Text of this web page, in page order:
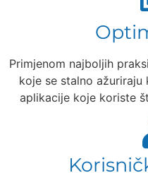
Primjenom najboljih
koje se stalno
aplikacije koje koriste